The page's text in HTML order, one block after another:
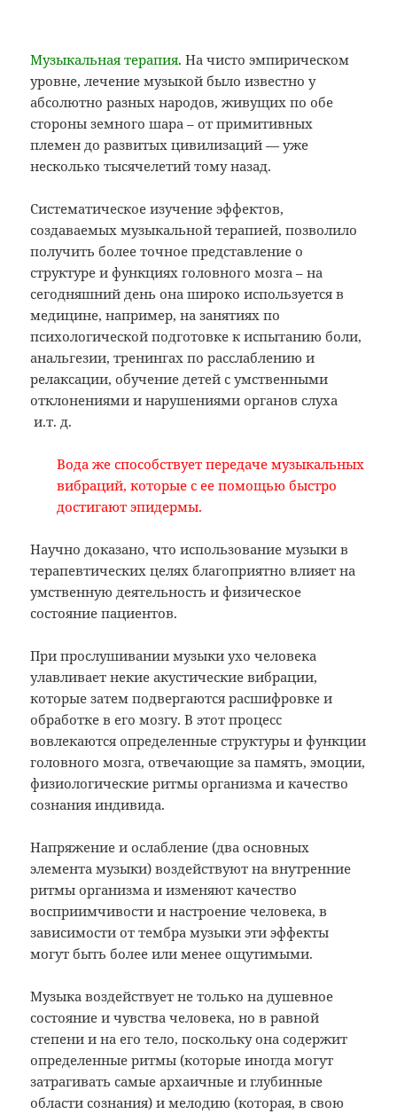
Музыкальная терапия. На чисто эмпирическом
уровне, лечение музыкой было известно у
абсолютно разных народов, живущих по обе
стороны земного шара – от примитивных
племен до развитых цивилизаций — уже
несколько тысячелетий тому назад.
Систематическое изучение эффектов,
создаваемых музыкальной терапией, позволило
получить более точное представление о
структуре и функциях головного мозга – на
сегодняшний день она широко используется в
медицине, например, на занятиях по
психологической подготовке к испытанию боли,
анальгезии, тренингах по расслаблению и
релаксации, обучение детей с умственными
отклонениями и нарушениями органов слуха
и.т. д.
Вода же способствует передаче музыкальных
вибраций, которые с ее помощью быстро
достигают эпидермы.
Научно доказано, что использование музыки в
терапевтических целях благоприятно влияет на
умственную деятельность и физическое
состояние пациентов.
При прослушивании музыки ухо человека
улавливает некие акустические вибрации,
которые затем подвергаются расшифровке и
обработке в его мозгу. В этот процесс
вовлекаются определенные структуры и функции
головного мозга, отвечающие за память, эмоции,
физиологические ритмы организма и качество
сознания индивида.
Напряжение и ослабление (два основных
элемента музыки) воздействуют на внутренние
ритмы организма и изменяют качество
восприимчивости и настроение человека, в
зависимости от тембра музыки эти эффекты
могут быть более или менее ощутимыми.
Музыка воздействует не только на душевное
состояние и чувства человека, но в равной
степени и на его тело, поскольку она содержит
определенные ритмы (которые иногда могут
затрагивать самые архаичные и глубинные
области сознания) и мелодию (которая, в свою